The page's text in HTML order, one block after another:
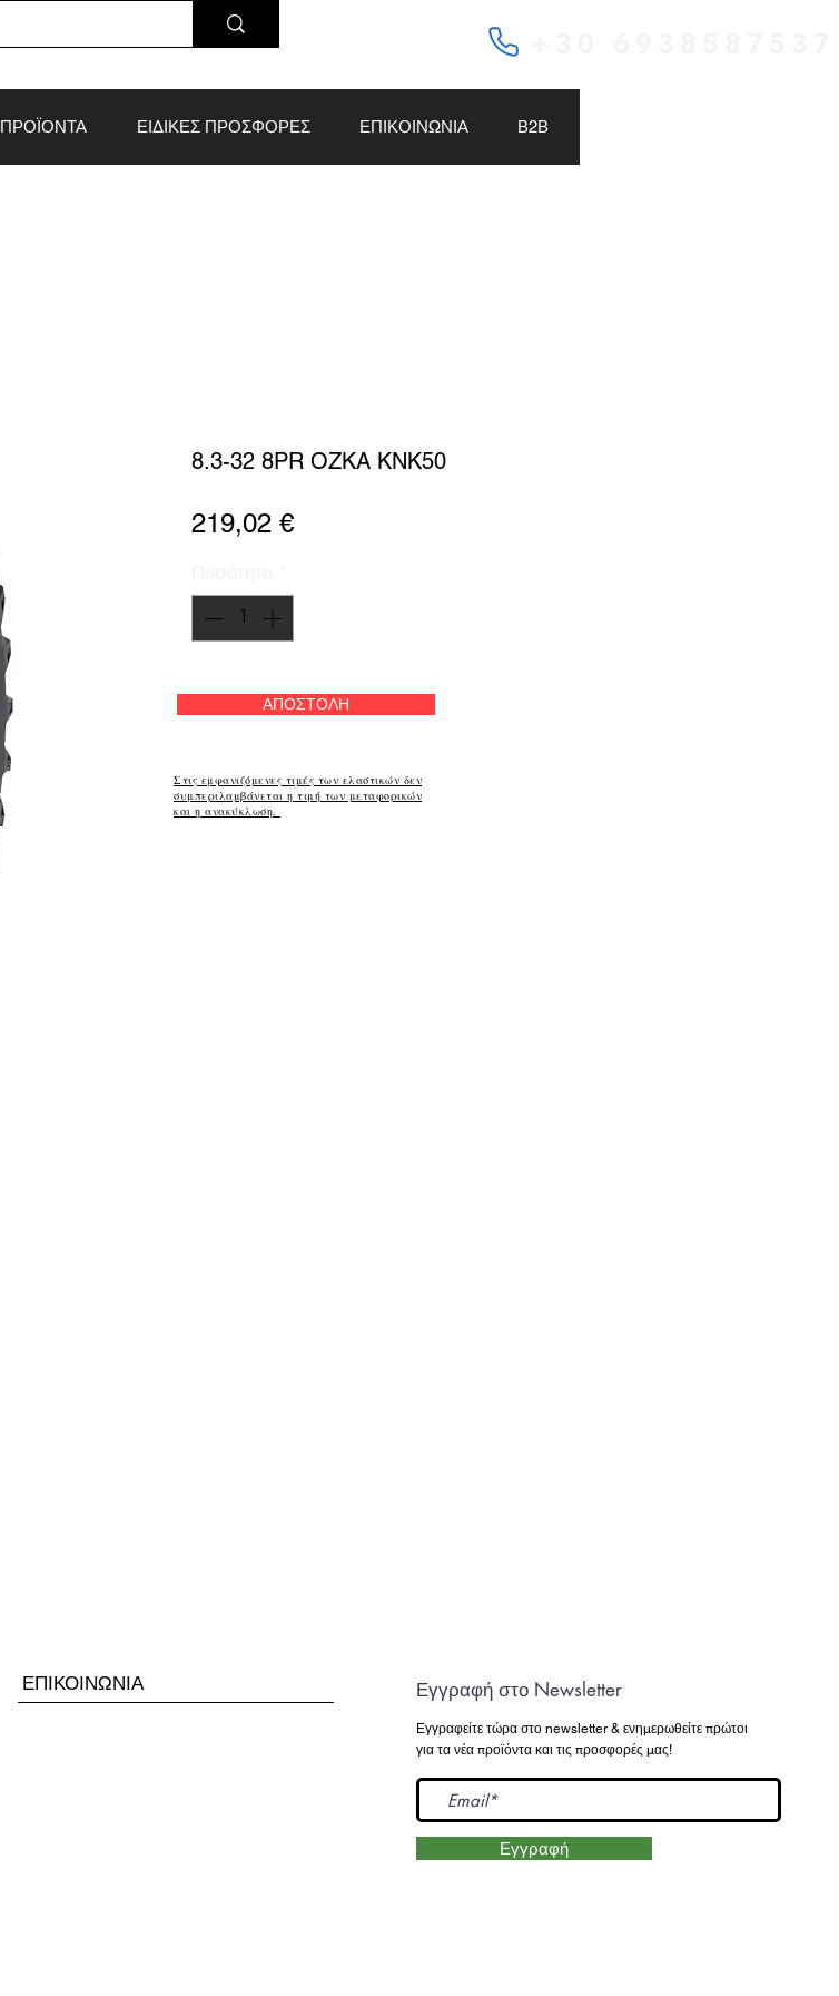
ΠΡΟΪΟΝΤΑ ΕΙΔΙΚΕΣ ΠΡΟΣΦΟΡΕΣ ΕΠΙΚΟΙΝΩΝΙΑ Β2Β
8.3-32 8PR OZKA KNK50
219,02 €Τιμή
ΑΠΟΣΤΟΛΗ
Στις εμφανιζόμενες τιμές των ελαστικών δεν
συμπεριλαμβάνεται η τιμή των μεταφορικών
και η ανακύκλωση.
ΕΠΙΚΟΙΝΩΝΙΑ Εγγραφή στο Newsletter
Εγγραφείτε τώρα στο newsletter & ενημερωθείτε πρώτοι
για τα νέα προϊόντα και τις προσφορές μας!
Εγγραφή